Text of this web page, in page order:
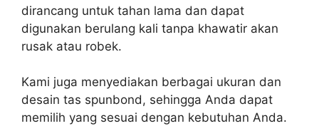
dirancang untuk tahan lama dan dapat
digunakan berulang kali tanpa khawatir akan
rusak atau robek.
Kami juga menyediakan berbagai ukuran dan
desain tas spunbond, sehingga Anda dapat
memilih yang sesuai dengan kebutuhan Anda.